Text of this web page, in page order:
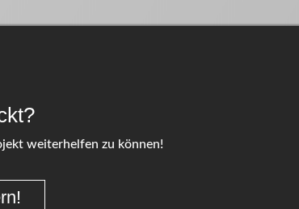
weiterhelfen zu können!